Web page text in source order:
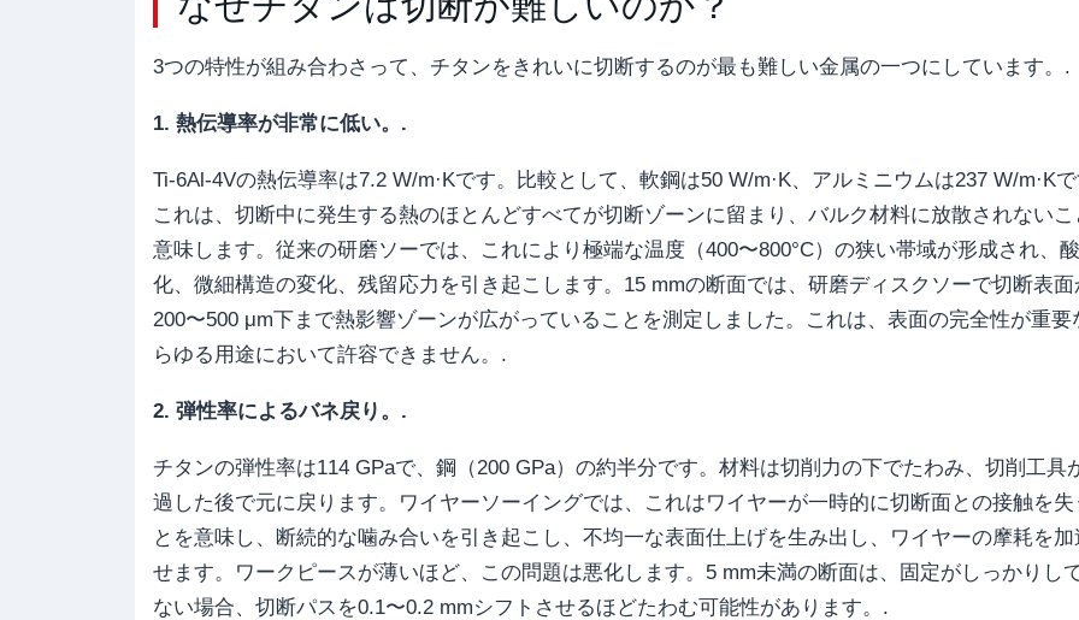
3つの特性が組み合わさって、チタンをきれいに切断するのが最も難しい金属の一つにしています。.
1. 熱伝導率が非常に低い。.
Ti-6Al-4Vの熱伝導率は7.2 W/m·Kです。比較として、軟鋼は50 W/m·K、アルミニウムは237 W/m·Kで
これは、切断中に発生する熱のほとんどすべてが切断ゾーンに留まり、バルク材料に放散されないこ
意味します。従来の研磨ソーでは、これにより極端な温度（400〜800°C）の狭い帯域が形成され、酸
化、微細構造の変化、残留応力を引き起こします。15 mmの断面では、研磨ディスクソーで切断表面
200〜500 μm下まで熱影響ゾーンが広がっていることを測定しました。これは、表面の完全性が重要
らゆる用途において許容できません。.
2. 弾性率によるバネ戻り。.
チタンの弾性率は114 GPaで、鋼（200 GPa）の約半分です。材料は切削力の下でたわみ、切削工具
過した後で元に戻ります。ワイヤーソーイングでは、これはワイヤーが一時的に切断面との接触を失
とを意味し、断続的な噛み合いを引き起こし、不均一な表面仕上げを生み出し、ワイヤーの摩耗を加
せます。ワークピースが薄いほど、この問題は悪化します。5 mm未満の断面は、固定がしっかりし
ない場合、切断パスを0.1〜0.2 mmシフトさせるほどたわむ可能性があります。.